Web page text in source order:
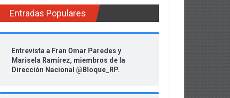
Entradas Populares
Entrevista a Fran Omar Paredes y
Marisela Ramírez, miembros de la
Dirección Nacional @Bloque_RP.